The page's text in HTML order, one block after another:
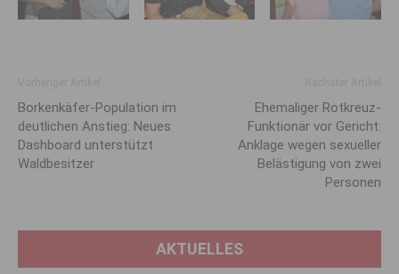
Borkenkäfer-Population im
deutlichen Anstieg: Neues
Dashboard unterstützt
Waldbesitzer
Ehemaliger Rotkreuz-
Funktionär vor Gericht:
Anklage wegen sexueller
Belästigung von zwei
Personen
AKTUELLES